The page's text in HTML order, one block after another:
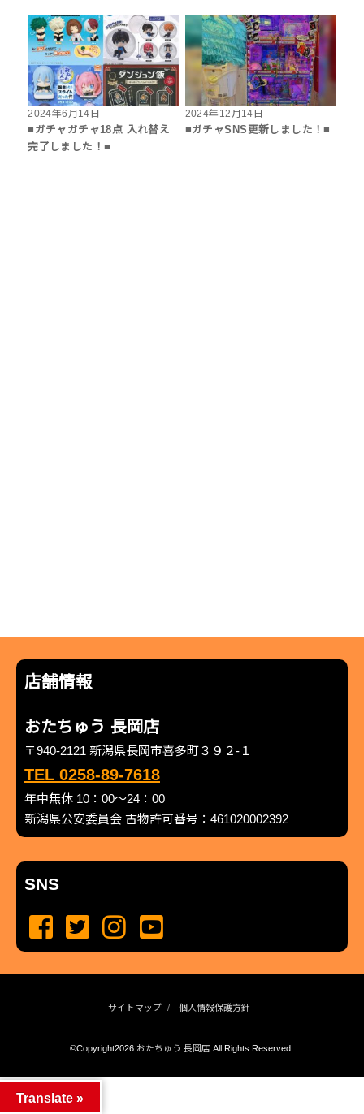
2024年6月14日
■ガチャガチャ18点 入れ替え
完了しました！■
2024年12月14日
■ガチャSNS更新しました！■
店舗情報
おたちゅう 長岡店
〒940-2121 新潟県長岡市喜多町３９２-１
TEL 0258-89-7618
年中無休 10：00～24：00
新潟県公安委員会 古物許可番号：461020002392
SNS
サイトマップ 個人情報保護方針
©Copyright2026 おたちゅう 長岡店.All Rights Reserved.
Translate »